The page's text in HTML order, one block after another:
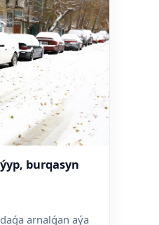
burqasyn
arnalǵan aýa